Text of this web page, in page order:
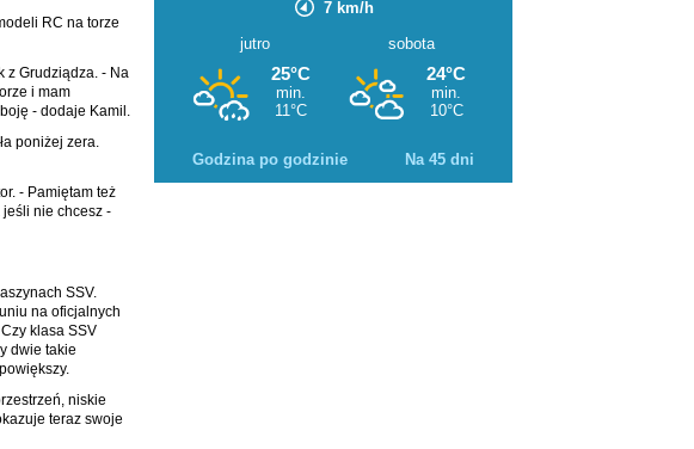
RC na torze
z Grudziądza. - Na
i mam
- dodaje Kamil.
poniżej zera.
- Pamiętam też
jeśli nie chcesz -
SSV.
na oficjalnych
klasa SSV
dwie takie
niskie
teraz swoje
Godzina po godzinie Na 45 dni